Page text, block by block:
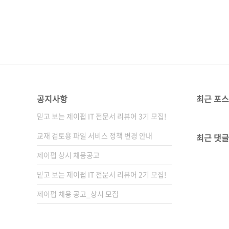
공지사항
믿고 보는 제이펍 IT 전문서 리뷰어 3기 모집!
교재 검토용 파일 서비스 정책 변경 안내
제이펍 상시 채용공고
믿고 보는 제이펍 IT 전문서 리뷰어 2기 모집!
제이펍 채용 공고_상시 모집
최근 포
최근 댓글